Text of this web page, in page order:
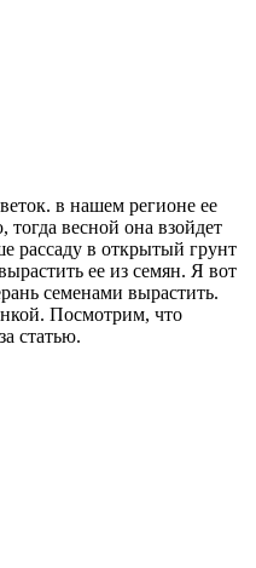
в нашем регионе ее
тогда весной она взойдет
рассаду в открытый грунт
ее из семян. Я вот
семенами вырастить.
Посмотрим, что
статью.